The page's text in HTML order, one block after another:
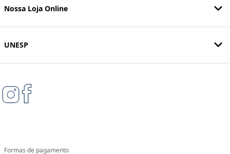
Nossa Loja Online
UNESP
Formas de pagamento